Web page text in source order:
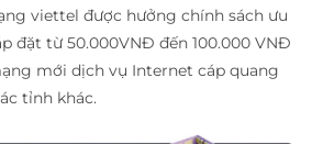
viettel được hưởng chính sách ưu
đặt từ 50.000VNĐ đến 100.000 VNĐ
mới dịch vụ Internet cáp quang
tỉnh khác.